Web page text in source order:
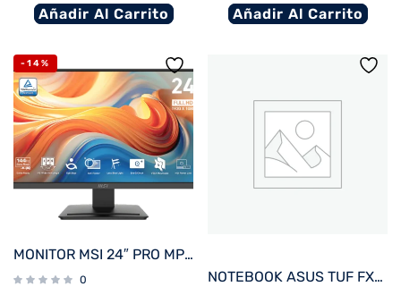
Añadir Al Carrito Añadir Al Carrito
-14%
MONITOR MSI 24″ PRO MP243L E14 144hz
0 NOTEBOOK ASUS TUF FX607VJ-RL805W C5 GAM 2.2/8/512/ RTX3050-6G/ W11H/16″ WUXGA